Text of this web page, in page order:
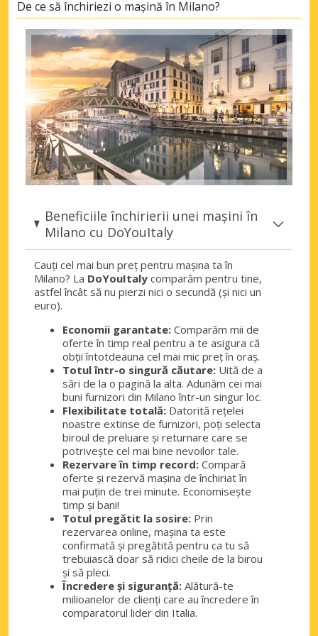
Milano, Crema Oraș
Milano, Crema, Italia
Milano, Exhibition Center
Milano, Exhibition Center, Italia
Milano, Fiera
Milano, Fiera, Italia
Milano, Garibaldi Isola
Milano, Garibaldi Isola, Italia
Milano, Lambrate
Milano, Linate
Milano, Linate, Italia
Milano, Piazza Armando Diaz
Milano, Piazza Armando Diaz, Italia
Milano, Piazza Duomo
Milano, Piazza Duomo, Italia
Milano, Porta Romana
Milano, Porta Romana, Italia
Milano, Rho
Milano, Rho, Italia
Milano, San Donato Milanoese
Milano, San Donato Milanoese, Italia
Milano, San Siro
Milano, San Siro, Italia
Milano, Sesto San Giovanni
Milano, Sesto San Giovanni, Italia
Milano, Spezia
Milano, Spezia, Italia
De ce să închiriezi o mașină în Milano?
Beneficiile închirierii unei mașini în
Milano cu DoYouItaly
Cauți cel mai bun preț pentru mașina ta în
Milano? La DoYouItaly comparăm pentru tine,
astfel încât să nu pierzi nici o secundă (și nici un
euro).
Economii garantate: Comparăm mii de
oferte în timp real pentru a te asigura că
obții întotdeauna cel mai mic preț în oraș.
Totul într-o singură căutare: Uită de a
sări de la o pagină la alta. Adunăm cei mai
buni furnizori din Milano într-un singur loc.
Flexibilitate totală: Datorită rețelei
noastre extinse de furnizori, poți selecta
biroul de preluare și returnare care se
potrivește cel mai bine nevoilor tale.
Rezervare în timp record: Compară
oferte și rezervă mașina de închiriat în
mai puțin de trei minute. Economisește
timp și bani!
Totul pregătit la sosire: Prin
rezervarea online, mașina ta este
confirmată și pregătită pentru ca tu să
trebuiască doar să ridici cheile de la birou
și să pleci.
Încredere și siguranță: Alătură-te
milioanelor de clienți care au încredere în
comparatorul lider din Italia.